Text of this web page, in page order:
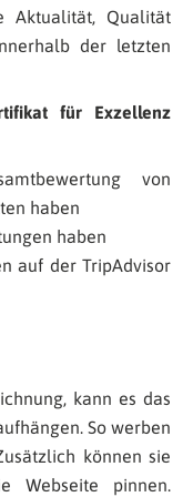
Aktualität, Qualität
der letzten
für Exzellenz
von
haben
haben
auf der TripAdvisor
kann es das
So werben
können sie
Webseite pinnen.